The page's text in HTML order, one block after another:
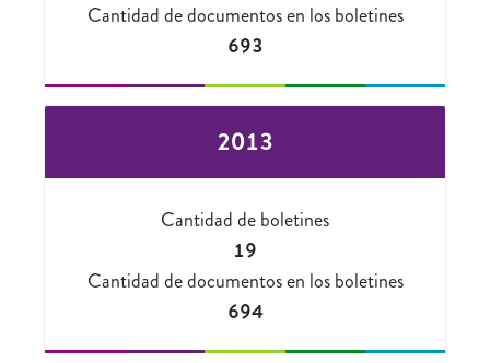
Cantidad de documentos en los boletines
693
2013
Cantidad de boletines
19
Cantidad de documentos en los boletines
694